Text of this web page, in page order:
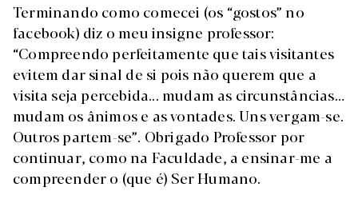
Terminando como comecei (os “gostos” no
facebook) diz o meu insigne professor:
“Compreendo perfeitamente que tais visitantes
evitem dar sinal de si pois não querem que a
visita seja percebida... mudam as circunstâncias…
mudam os ânimos e as vontades. Uns vergam-se.
Outros partem-se”. Obrigado Professor por
continuar, como na Faculdade, a ensinar-me a
compreender o (que é) Ser Humano.